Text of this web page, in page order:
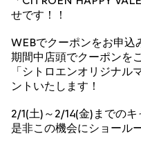
せです！！
WEBでクーポンをお申込
期間中店頭でクーポンを
「シトロエンオリジナ
ントいたします！
2/1(土)～2/14(金)までの
是非この機会にショール